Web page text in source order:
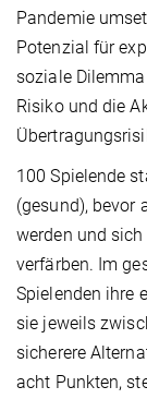
Pandemie
Potenzial für
soziale
Risiko und die
100 Spielende
(gesund), bevor
werden und
verfärben. Im
Spielenden ihre
sie jeweils
sicherere
acht Punkten,